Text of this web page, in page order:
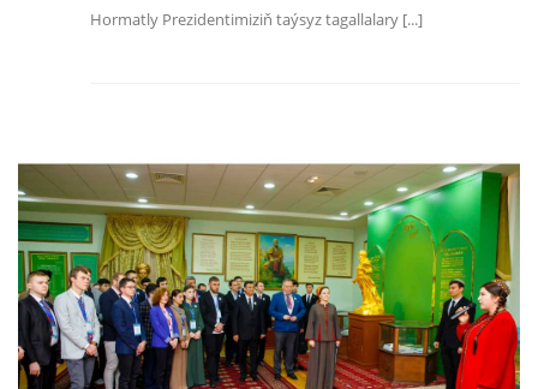
Hormatly Prezidentimiziň taýsyz tagallalary [...]